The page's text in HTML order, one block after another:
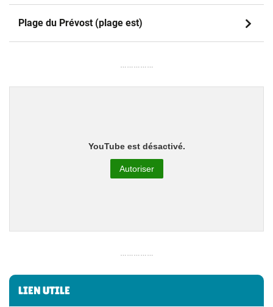
Plage du Prévost (plage est)
……………
YouTube est désactivé.
Autoriser
……………
Informations complémentaires
LIEN UTILE